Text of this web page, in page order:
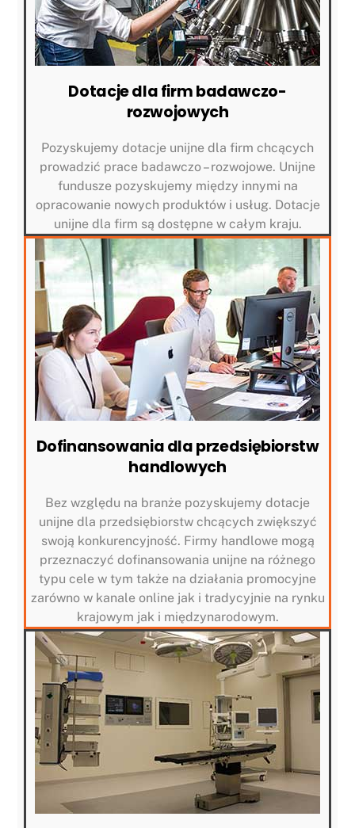
Dotacje dla firm badawczo-
rozwojowych
Pozyskujemy dotacje unijne dla firm chcących
prowadzić prace badawczo – rozwojowe. Unijne
fundusze pozyskujemy między innymi na
opracowanie nowych produktów i usług. Dotacje
unijne dla firm są dostępne w całym kraju.
Dofinansowania dla przedsiębiorstw
handlowych
Bez względu na branże pozyskujemy dotacje
unijne dla przedsiębiorstw chcących zwiększyć
swoją konkurencyjność. Firmy handlowe mogą
przeznaczyć dofinansowania unijne na różnego
typu cele w tym także na działania promocyjne
zarówno w kanale online jak i tradycyjnie na rynku
krajowym jak i międzynarodowym.